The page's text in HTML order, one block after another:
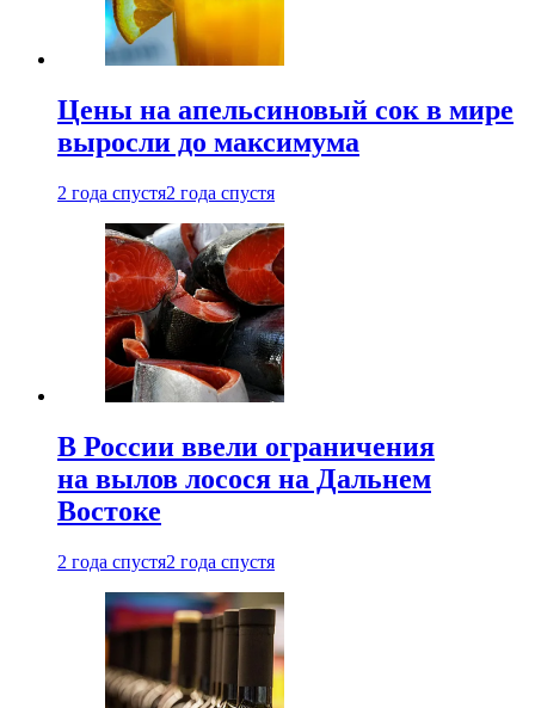
Цены на апельсиновый сок в мире
выросли до максимума
2 года спустя2 года спустя
В России ввели ограничения
на вылов лосося на Дальнем
Востоке
2 года спустя2 года спустя